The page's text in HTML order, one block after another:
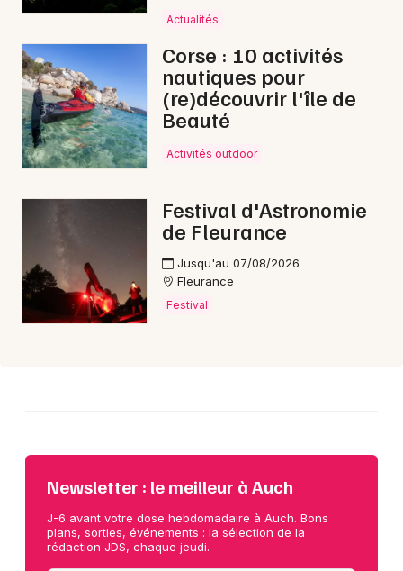
Choisir mes départements
Je m'abonne
Actualités
Corse : 10 activités
nautiques pour
(re)découvrir l'île de
Beauté
Activités outdoor
Festival d'Astronomie
de Fleurance
Jusqu'au 07/08/2026
Fleurance
Festival
Newsletter : le meilleur à Auch
J-6 avant votre dose hebdomadaire à Auch. Bons
plans, sorties, événements : la sélection de la
rédaction JDS, chaque jeudi.